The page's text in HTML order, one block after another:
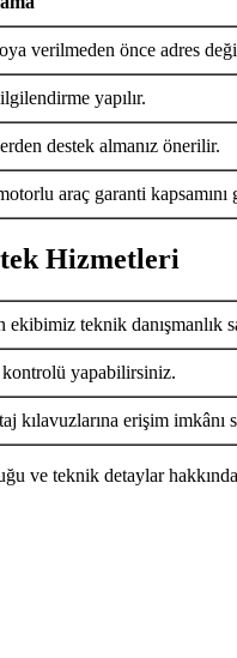
verilmeden önce adres
yapılır.
destek almanız önerilir.
araç garanti kapsamını
Hizmetleri
teknik danışmanlık
yapabilirsiniz.
kılavuzlarına erişim imkânı
ve teknik detaylar